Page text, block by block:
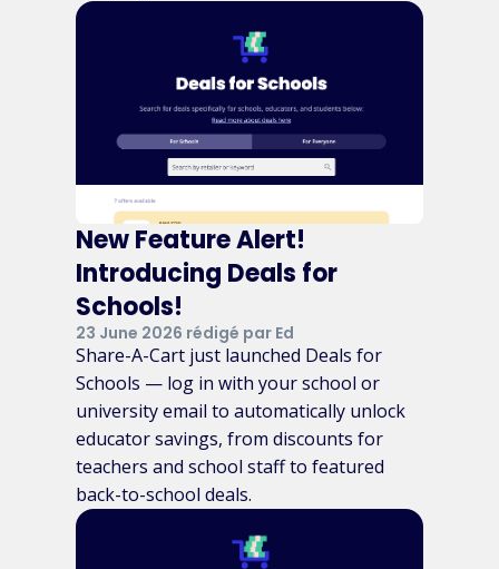
New Feature Alert!
Introducing Deals for
Schools!
23 June 2026 rédigé par Ed
Share-A-Cart just launched Deals for
Schools — log in with your school or
university email to automatically unlock
educator savings, from discounts for
teachers and school staff to featured
back-to-school deals.